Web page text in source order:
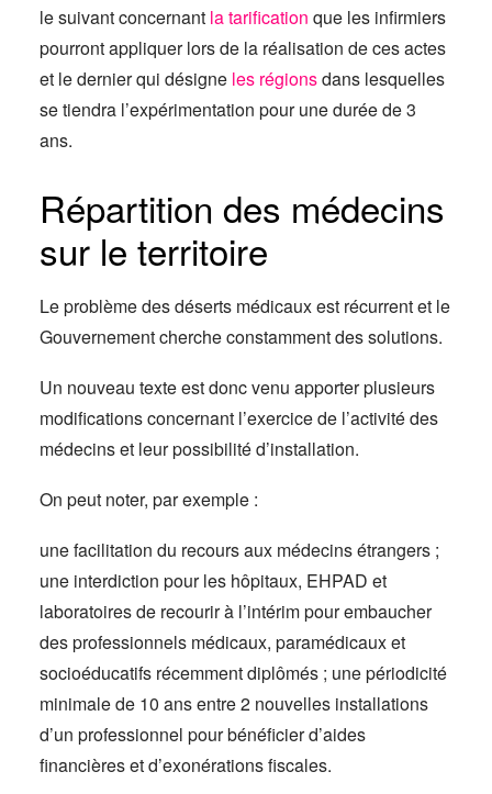
le suivant concernant la tarification que les infirmiers
pourront appliquer lors de la réalisation de ces actes
et le dernier qui désigne les régionsdans lesquelles
se tiendra l’expérimentation pour une durée de 3
ans.
Répartition des médecins
sur le territoire
Le problème des déserts médicaux est récurrent et le
Gouvernement cherche constamment des solutions.
Un nouveau texte est donc venu apporter plusieurs
modifications concernant l’exercice de l’activité des
médecins et leur possibilité d’installation.
On peut noter, par exemple :
une facilitation du recours aux médecins étrangers ;
une interdiction pour les hôpitaux, EHPAD et
laboratoires de recourir à l’intérim pour embaucher
des professionnels médicaux, paramédicaux et
socioéducatifs récemment diplômés ; une périodicité
minimale de 10 ans entre 2 nouvelles installations
d’un professionnel pour bénéficier d’aides
financières et d’exonérations fiscales.